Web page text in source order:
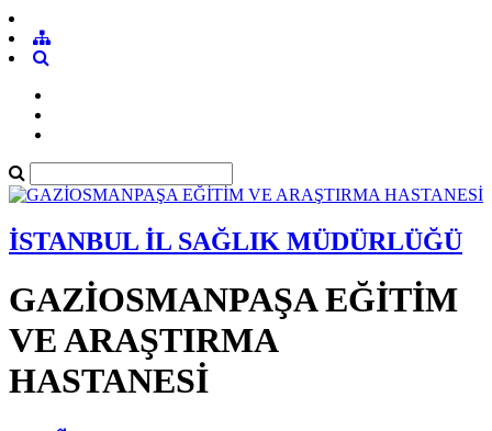
İSTANBUL İL SAĞLIK MÜDÜRLÜĞÜ
GAZİOSMANPAŞA EĞİTİM
VE ARAŞTIRMA
HASTANESİ